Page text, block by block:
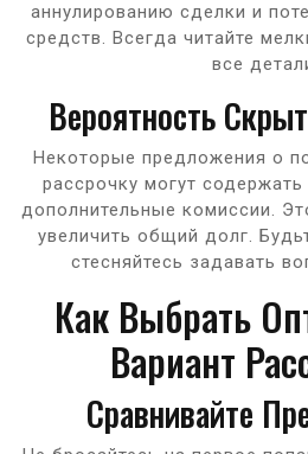
аннулированию сделки и
средств. Всегда читайте
все
Вероятность
Некоторые предложения о
рассрочку могут
дополнительные комиссии.
увеличить общий долг.
стесняйтесь задавать
Как Выбрать
Вариант
Сравнивайте